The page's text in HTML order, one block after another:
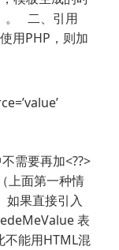
。 二、引用
用PHP，则加
需要再加<??>
上面第一种情
如果直接引入
表
不能用HTML混